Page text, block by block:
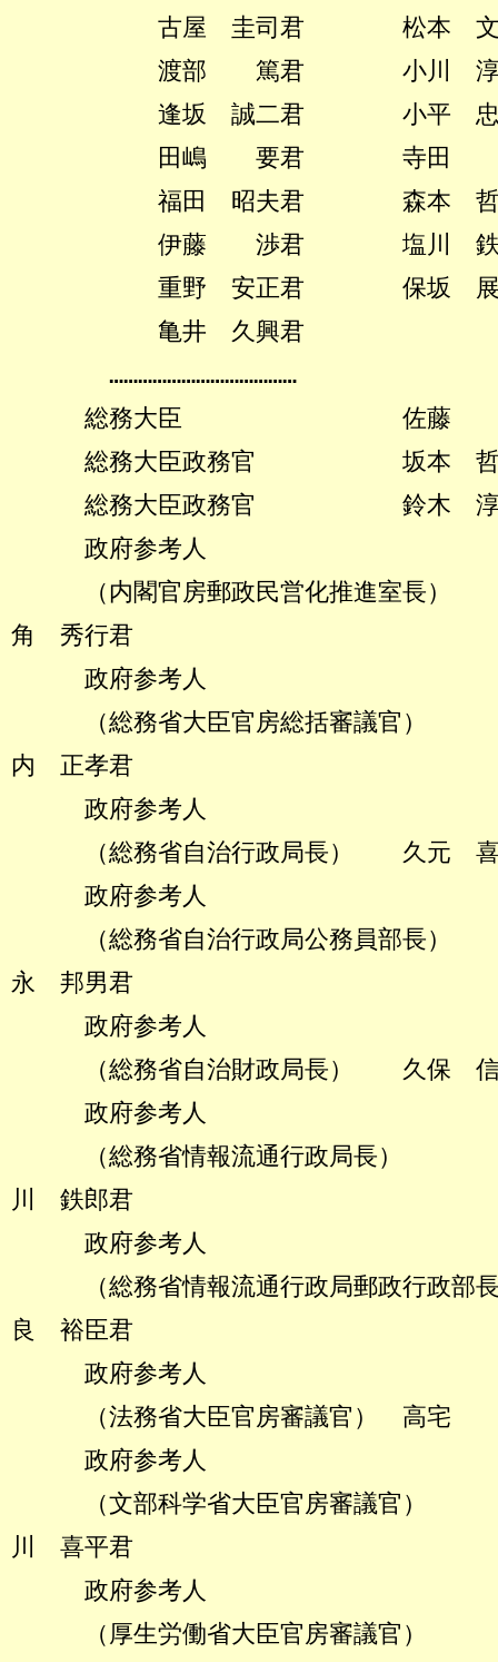
古屋 圭司君 松本 文
渡部 篤君 小川 淳
逢坂 誠二君 小平 忠
田嶋 要君 寺田 学
福田 昭夫君 森本 哲
伊藤 渉君 塩川 鉄
重野 安正君 保坂 展
亀井 久興君
…………………………………
総務大臣 佐藤 勉
総務大臣政務官 坂本 哲
総務大臣政務官 鈴木 淳
政府参考人
（内閣官房郵政民営化
角 秀行君
政府参考人
（総務省大臣官房総括
内 正孝君
政府参考人
（総務省自治行政局長） 久元 喜
政府参考人
（総務省自治行政局公
永 邦男君
政府参考人
（総務省自治財政局長） 久保 信
政府参考人
（総務省情報流通行
川 鉄郎君
政府参考人
（総務省情報流通行政局郵
良 裕臣君
政府参考人
（法務省大臣官房審議官） 高宅
政府参考人
（文部科学省大臣官房
川 喜平君
政府参考人
（厚生労働省大臣官房